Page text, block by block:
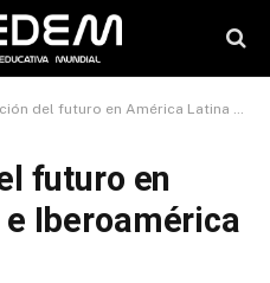
futuro en América Latina e Iberoamérica en el año 2030
futuro en
Iberoamérica